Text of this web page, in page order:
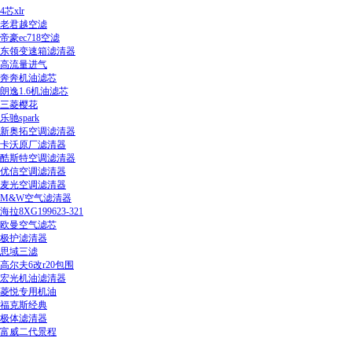
4芯xlr
老君越空滤
帝豪ec718空滤
东领变速箱滤清器
高流量进气
奔奔机油滤芯
朗逸1.6机油滤芯
三菱樱花
乐驰spark
新奥拓空调滤清器
卡沃原厂滤清器
酷斯特空调滤清器
优信空调滤清器
麦光空调滤清器
M&W空气滤清器
海拉8XG199623-321
欧曼空气滤芯
极护滤清器
思域三滤
高尔夫6改r20包围
宏光机油滤清器
菱悦专用机油
福克斯经典
极体滤清器
富威二代景程